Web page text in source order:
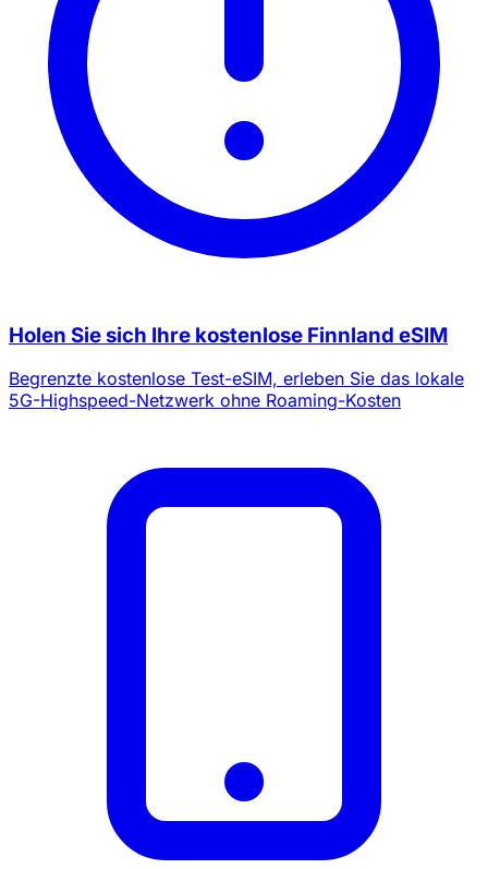
Holen Sie sich Ihre kostenlose Finnland eSIM
Begrenzte kostenlose Test-eSIM, erleben Sie das lokale
5G-Highspeed-Netzwerk ohne Roaming-Kosten